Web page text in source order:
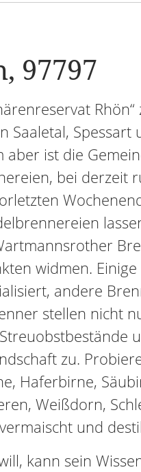
97797
Saaletal, Spessart
aber ist die
bei derzeit
widmen.
andere
stellen nicht
zu.
Haferbirne,
Weißdorn,
und
kann sein